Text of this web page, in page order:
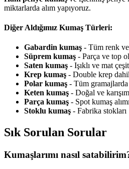
miktarlarda alım yapıyoruz.
Diğer Aldığımız Kumaş Türleri:
Gabardin kumaş - Tüm renk
Süprem kumaş - Parça ve top
Saten kumaş - Işıklı ve mat
Krep kumaş - Double krep dahil
Polar kumaş - Tüm gramajlarda
Keten kumaş - Doğal ve
Parça kumaş - Spot kumaş alımı
Stoklu kumaş - Fabrika stokları
Sık Sorulan Sorular
Kumaşlarımı nasıl